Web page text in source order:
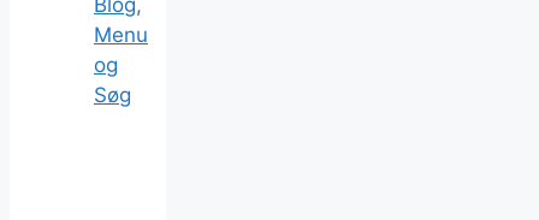
Blog,
Menu
og
Søg